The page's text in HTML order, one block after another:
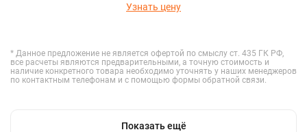
Узнать цену
* Данное предложение не является офертой по смыслу ст. 435 ГК РФ,
все расчеты являются предварительными, а точную стоимость и
наличие конкретного товара необходимо уточнять у наших менеджеров
по контактным телефонам и с помощью формы обратной связи.
Показать ещё